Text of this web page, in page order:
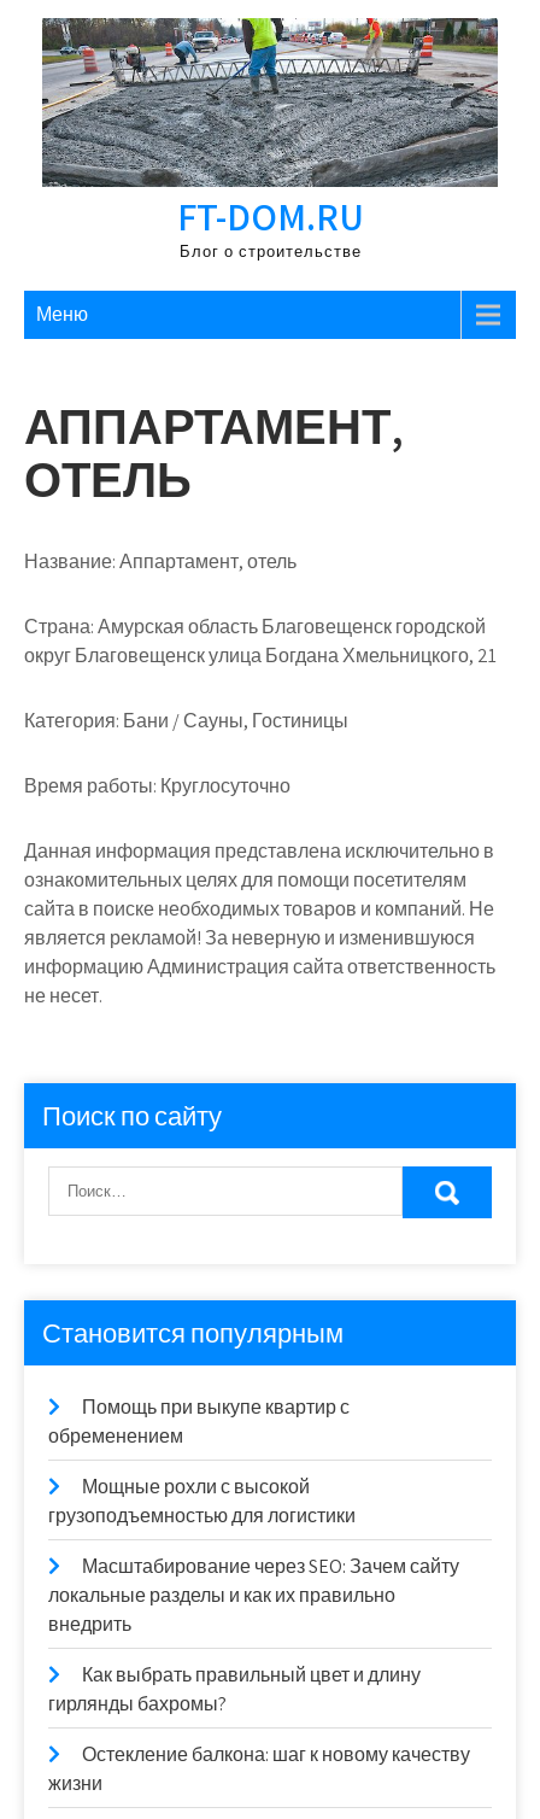
Перейти
содержимому
FT-DOM.RU
Блог о строительстве
Меню
АППАРТАМЕНТ,
ОТЕЛЬ
Название:Аппартамент, отель
Страна:Амурская область Благовещенск городской
округ Благовещенск улица Богдана Хмельницкого, 21
Категория: Бани / Сауны, Гостиницы
Время работы: Круглосуточно
Данная информация представлена исключительно в
ознакомительных целях для помощи посетителям
сайта в поиске необходимых товаров и компаний. Не
является рекламой! За неверную и изменившуюся
информацию Администрация сайта ответственность
не несет.
Поиск по сайту
Становится популярным
Помощь при выкупе квартир с
обременением
Мощные рохли с высокой
грузоподъемностью для логистики
Масштабирование через SEO: Зачем сайту
локальные разделы и как их правильно
внедрить
Как выбрать правильный цвет и длину
гирлянды бахромы?
Остекление балкона: шаг к новому качеству
жизни